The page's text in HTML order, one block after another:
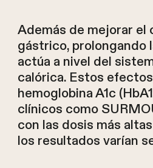
Además de mejorar
gástrico, prolongando
actúa a nivel del
calórica. Estos
hemoglobina A1c
clínicos como
con las dosis más
los resultados varían